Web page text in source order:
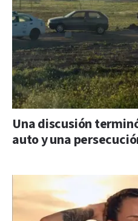
Una discusión
auto y una